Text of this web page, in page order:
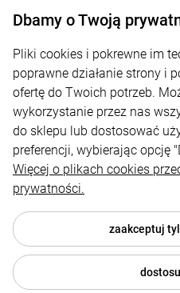
Moje
Dbamy o Twoją
Pliki cookies i pokrewne im
poprawne działanie strony i
ofertę do Twoich potrzeb.
wykorzystanie przez nas
do sklepu lub dostosować
preferencji, wybierając opcję
Więcej o plikach cookies
prywatności.
zaakceptuj